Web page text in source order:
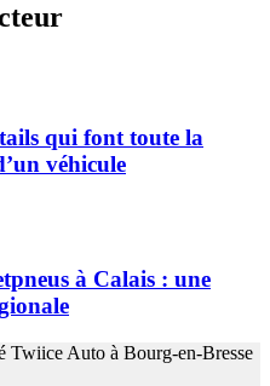
qui font toute la
véhicule
à Calais : une